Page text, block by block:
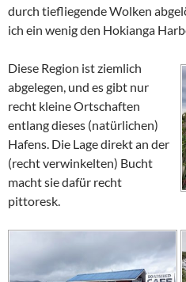
durch tiefliegende Wolken
ich ein wenig den Hokianga
Diese Region ist ziemlich
abgelegen, und es gibt nur
recht kleine Ortschaften
entlang dieses (natürlichen)
Hafens. Die Lage direkt an der
(recht verwinkelten) Bucht
macht sie dafür recht
pittoresk.